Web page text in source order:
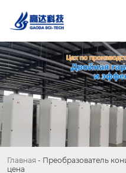
Главная - Преобразователь
цена